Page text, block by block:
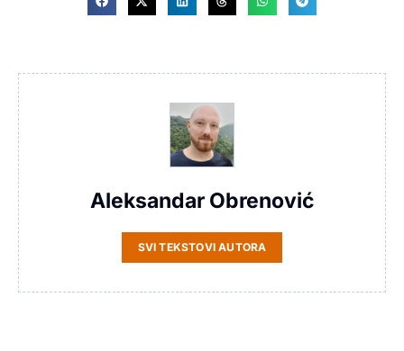
Aleksandar Obrenović
SVI TEKSTOVI AUTORA